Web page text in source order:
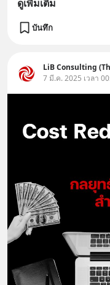
ดูเพิ่มเติม
บันทึก
LiB Consulting
7 มี.ค. 2025 เวลา